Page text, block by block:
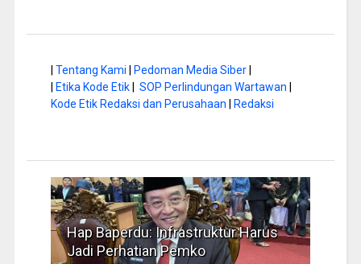
Tentang Kami Pedoman Media Siber|
Etika Kode Etik| SOP Perlindungan Wartawan
Kode Etik Redaksi dan Perusahaan
Redaksi
Hap Baperdu: Infrastruktur Harus
Jadi Perhatian Pemko